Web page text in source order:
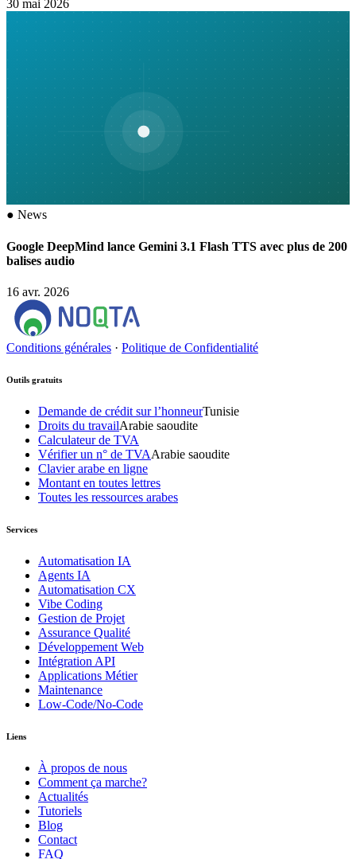
30 mai 2026
● News
Google DeepMind lance Gemini 3.1 Flash TTS avec plus de 200
balises audio
16 avr. 2026
Conditions générales · Politique de Confidentialité
Outils gratuits
Demande de crédit sur l’honneurTunisie
Droits du travailArabie saoudite
Calculateur de TVA
Vérifier un n° de TVAArabie saoudite
Clavier arabe en ligne
Montant en toutes lettres
Toutes les ressources arabes
Services
Automatisation IA
Agents IA
Automatisation CX
Vibe Coding
Gestion de Projet
Assurance Qualité
Développement Web
Intégration API
Applications Métier
Maintenance
Low-Code/No-Code
Liens
À propos de nous
Comment ça marche?
Actualités
Tutoriels
Blog
Contact
FAQ